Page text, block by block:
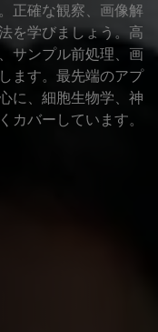
正確な観察、画像解
を学びましょう。高
サンプル前処理、画
ます。最先端のアプ
に、細胞生物学、神
カバーしています。